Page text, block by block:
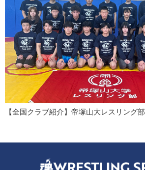
【全国クラブ紹介】帝塚山大レスリング部